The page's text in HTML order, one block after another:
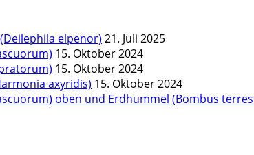
elpenor) 21. Juli 2025
15. Oktober 2024
15. Oktober 2024
axyridis) 15. Oktober 2024
oben und Erdhummel (Bombus